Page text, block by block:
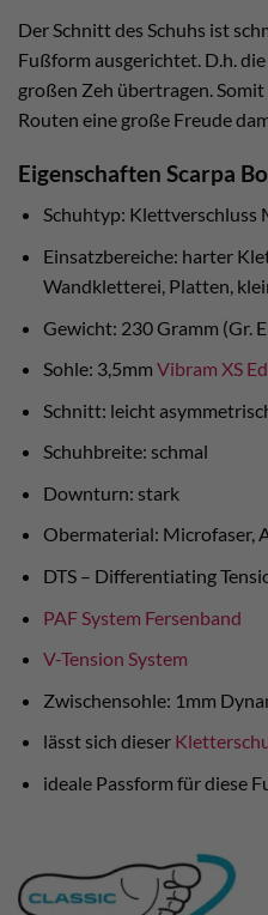
Der Schnitt des Schuhs ist
Fußform ausgerichtet. D.h.
großen Zeh übertragen.
Routen eine große Freude
Eigenschaften Scarpa
Schuhtyp: Klettverschluss
Einsatzbereiche: harter
Wandkletterei, Platten,
Gewicht: 230 Gramm (Gr.
Sohle: 3,5mm Vibram XS
Schnitt: leicht
Schuhbreite: schmal
Downturn: stark
Obermaterial: Microfaser,
DTS – Differentiating
PAF System Fersenband
V-Tension System
Zwischensohle: 1mm
lässt sich dieser
ideale Passform für diese